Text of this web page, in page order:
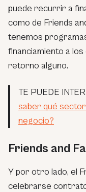
puede recurrir a
como de Friends
tenemos
financiamiento a
retorno alguno.
TE PUEDE
saber qué
negocio?
Friends and
Y por otro lado, el
celebrarse